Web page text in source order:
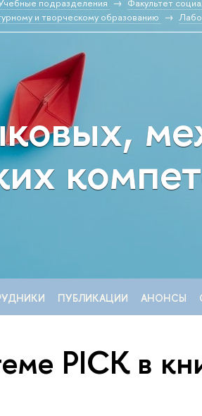
и творческому образованию
ПУБЛИКАЦИИ АНОНСЫ
PICK в